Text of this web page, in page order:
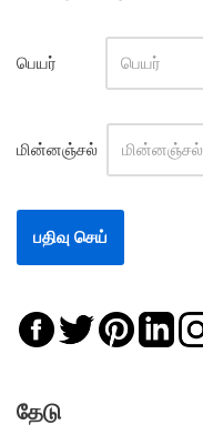
பெயர்
மின்னஞ்சல்
தேடு